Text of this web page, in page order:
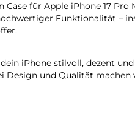
Case für Apple iPhone 17 Pro
Funktionalität –
iPhone stilvoll, dezent
Design und Qualität machen
Ladefunktion?